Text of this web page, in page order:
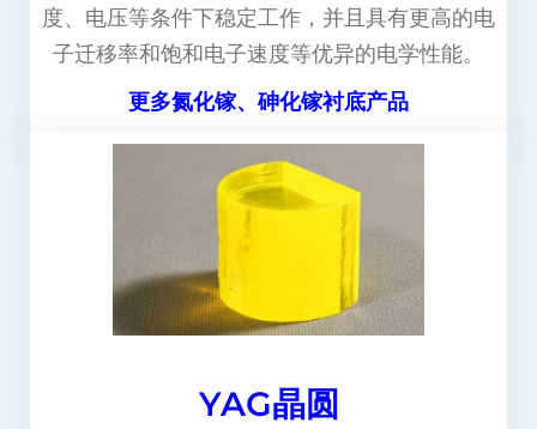
度、电压等条件下稳定工作，并且具有更高的电
子迁移率和饱和电子速度等优异的电学性能。
更多氮化镓、砷化镓衬底产品
YAG晶圆